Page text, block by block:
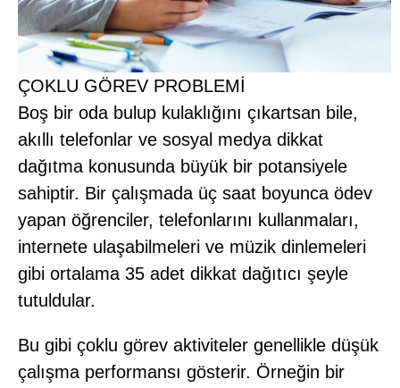
ÇOKLU GÖREV PROBLEMİ
Boş bir oda bulup kulaklığını çıkartsan bile,
akıllı telefonlar ve sosyal medya dikkat
dağıtma konusunda büyük bir potansiyele
sahiptir. Bir çalışmada üç saat boyunca ödev
yapan öğrenciler, telefonlarını kullanmaları,
internete ulaşabilmeleri ve müzik dinlemeleri
gibi ortalama 35 adet dikkat dağıtıcı şeyle
tutuldular.
Bu gibi çoklu görev aktiviteler genellikle düşük
çalışma performansı gösterir. Örneğin bir